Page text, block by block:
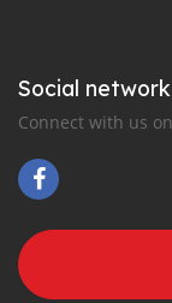
Social
Connect with us